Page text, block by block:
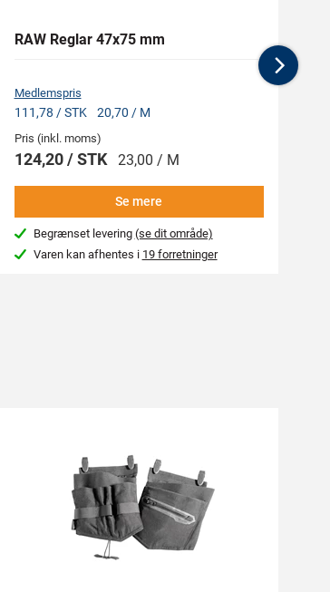
RAW Reglar 47x75 mm
Medlemspris
111,78 / STK 20,70 / M
Pris (inkl. moms)
124,20 / STK 23,00 / M
Se mere
Begrænset levering (se dit område)
Varen kan afhentes i 19 forretninger